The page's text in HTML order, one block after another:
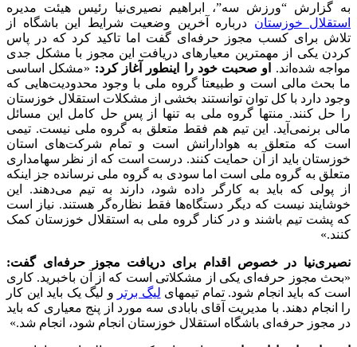
به گزارش “ورزش سه”، ابراهیم نصیری‌نیا رئیس هیئت مدیره
استقلال خوزستان درباره آخرین وضعیت شرایط این باشگاه از
تلاش برای کسب مجوز حرفه‌ای گفت اما تاکید کرد که در پاس
کردن یکی از مهمترین معیارهای دریافت این مجوز با مشکل جدی
مواجه شده‌اند.
او صحبت خود را اینطور آغاز کرد: «مشکل اساسی
ما بحث مالی است و طبیعتا گروه ملی با وجود محدودیت‌هایی که
وجود دارد با کل توان توانستند بخشی از مشکلات استقلال خوزستان
را حل کنند. منتها گروه ملی به تنها از پس حل کامل این مسائل
مالی برنمی‌آید. این تیم هم فقط متعلق به گروه ملی نیست. تیمی
است که متعلق به هوادارانش است و تمام شرکت‌های استان
خوزستان باید از آن حمایت کنند. درست است که از نظر سهامداری
متعلق به گروه ملی است اما سودی به گروه ملی نرسانده جز اینکه
از پولی که باید به کارگر داده شود، دارند به تیم می‌دهند. این
خوشایند نیست که دیگر دستگاه‌ها فقط نظاره‌گر هستند. نیاز است
که پشت تیم باشند و در کنار گروه ملی به استقلال خوزستان کمک
کنند.»
نصیری‌نیا در خصوص اقدام برای دریافت مجوز حرفه‌ای گفت:
«بحث مجوز حرفه‌ای یکی از مشکلاتی است که از آن باخبرید. کاری
است که باید انجام شود. تمام تیمهای لیگ برتر و لیگ یک باید این کار
را انجام دهند. با مدیریت آقای بابادی سه مورد از پنج معیاری که باید
در مجوز حرفه‌ای باشگاه استقلال خوزستان انجام شود، انجام شد.»